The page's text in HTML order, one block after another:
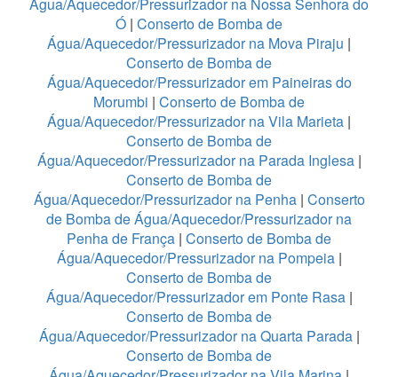
Água/Aquecedor/Pressurizador na Nossa Senhora do
Ó | Conserto de Bomba de
Água/Aquecedor/Pressurizador na Mova Piraju |
Conserto de Bomba de
Água/Aquecedor/Pressurizador em Paineiras do
Morumbi | Conserto de Bomba de
Água/Aquecedor/Pressurizador na Vila Marieta |
Conserto de Bomba de
Água/Aquecedor/Pressurizador na Parada Inglesa |
Conserto de Bomba de
Água/Aquecedor/Pressurizador na Penha| Conserto
de Bomba de Água/Aquecedor/Pressurizador na
Penha de França | Conserto de Bomba de
Água/Aquecedor/Pressurizador na Pompeia|
Conserto de Bomba de
Água/Aquecedor/Pressurizador em Ponte Rasa|
Conserto de Bomba de
Água/Aquecedor/Pressurizador na Quarta Parada|
Conserto de Bomba de